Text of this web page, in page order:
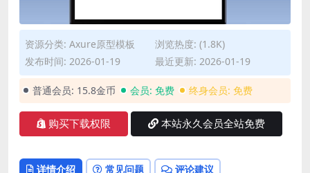
资源分类: Axure原型模板
浏览热度: (1.8K)
发布时间: 2026-01-19
最近更新: 2026-01-19
普通会员: 15.8金币 会员: 免费 终身会员: 免费
购买下载权限 本站永久会员全站免费
详情介绍 常见问题 评论建议